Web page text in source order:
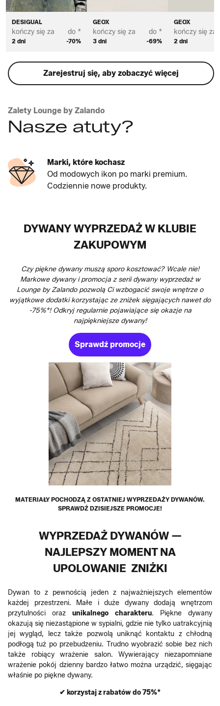
DESIGUAL
kończy się za
2 dni
do *
-70%
GEOX
kończy się za
3 dni
do *
-69%
GEOX
kończy się za
2 dni
Zarejestruj się, aby zobaczyć więcej
Zalety Lounge by Zalando
Nasze atuty?
Marki, które kochasz
Od modowych ikon po marki premium.
Codziennie nowe produkty.
DYWANY WYPRZEDAŻ W KLUBIE
ZAKUPOWYM
Czy piękne dywany muszą sporo kosztować? Wcale nie!
Markowe dywany i promocja z serii dywany wyprzedaż w
Lounge by Zalando pozwolą Ci wzbogacić swoje wnętrze o
wyjątkowe dodatki korzystając ze zniżek sięgających nawet do
-75%*! Odkryj regularnie pojawiające się okazje na
najpiękniejsze dywany!
Sprawdź promocje
MATERIAŁY POCHODZĄ Z OSTATNIEJ WYPRZEDAŻY DYWANÓW.
SPRAWDŹ DZISIEJSZE PROMOCJE!
WYPRZEDAŻ DYWANÓW —
NAJLEPSZY MOMENT NA
UPOLOWANIE ZNIŻKI
Dywan to z pewnością jeden z najważniejszych elementów
każdej przestrzeni. Małe i duże dywany dodają wnętrzom
przytulności orazunikalnego charakteru. Piękne dywany
okazują się niezastąpione w sypialni, gdzie nie tylko uatrakcyjnią
jej wygląd, lecz także pozwolą uniknąć kontaktu z chłodną
podłogą tuż po przebudzeniu. Trudno wyobrazić sobie bez nich
także robiący wrażenie salon. Wywierający niezapomniane
wrażenie pokój dzienny bardzo łatwo można urządzić, sięgając
właśnie po piękne dywany.
✔ korzystaj z rabatów do 75%*